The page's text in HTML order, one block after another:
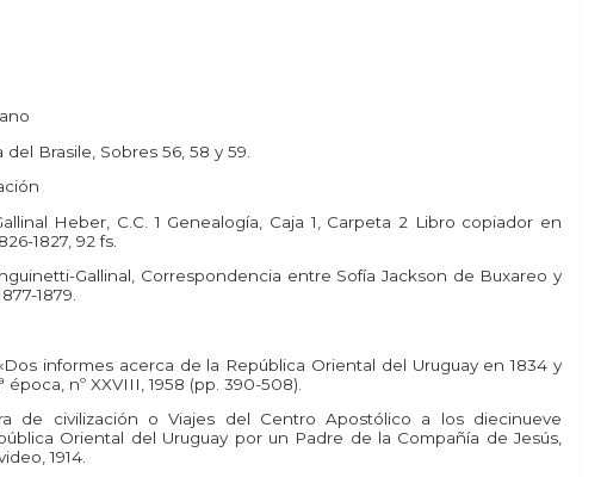
Brasile, Sobres 56, 58 y 59.
Heber, C.C. 1 Genealogía, Caja 1, Carpeta 2 Libro copiador en
1827, 92 fs.
Gallinal, Correspondencia entre Sofía Jackson de Buxareo y
1879.
informes acerca de la República Oriental del Uruguay en 1834 y
época, nº XXVIII, 1958 (pp. 390-508).
de civilización o Viajes del Centro Apostólico a los diecinueve
Oriental del Uruguay por un Padre de la Compañía de Jesús,
1914.